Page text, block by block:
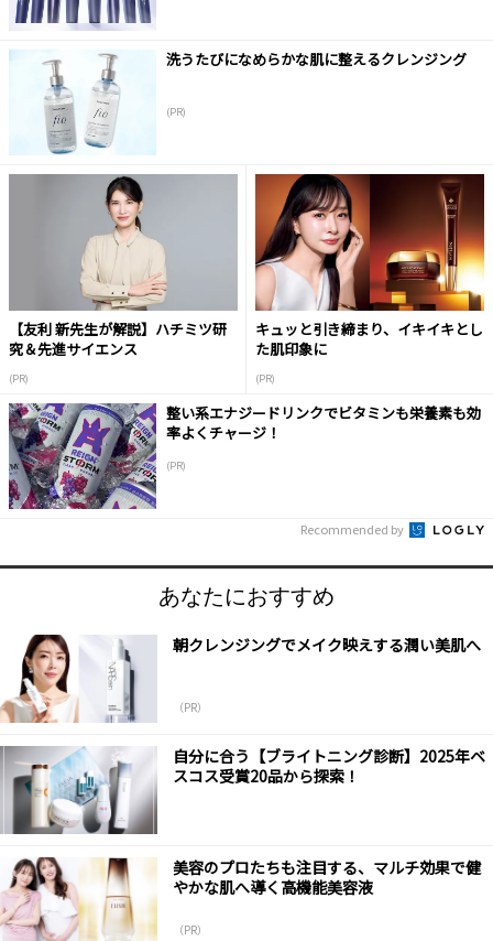
洗うたびになめらかな肌に整えるクレンジング
(PR)
【友利 新先生が解説】ハチミツ研
究＆先進サイエンス
(PR)
キュッと引き締まり、イキイキとし
た肌印象に
(PR)
整い系エナジードリンクでビタミンも栄養素も効
率よくチャージ！
(PR)
Recommended by
あなたにおすすめ
朝クレンジングでメイク映えする潤い美肌へ
（PR）
自分に合う【ブライトニング診断】2025年ベ
スコス受賞20品から探索！
美容のプロたちも注目する、マルチ効果で健
やかな肌へ導く高機能美容液
（PR）